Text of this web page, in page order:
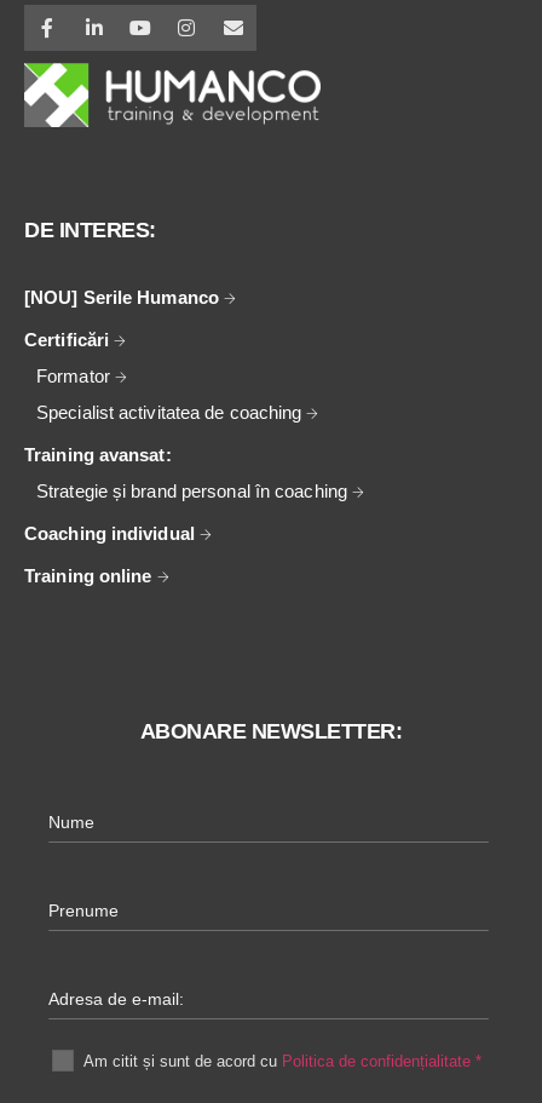
DE INTERES:
[NOU] Serile Humanco
Certificări
Formator
Specialist activitatea de coaching
Training avansat:
Strategie și brand personal în coaching
Coaching individual
Training online
ABONARE NEWSLETTER:
Nume
Prenume
Adresa de e-mail:
Am citit și sunt de acord cu Politica de confidențialitate *